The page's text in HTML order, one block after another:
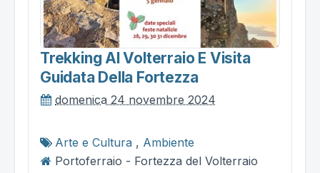
Trekking Al Volterraio E Visita
Guidata Della Fortezza
domenica 24 novembre 2024
Arte e Cultura , Ambiente
Portoferraio - Fortezza del Volterraio